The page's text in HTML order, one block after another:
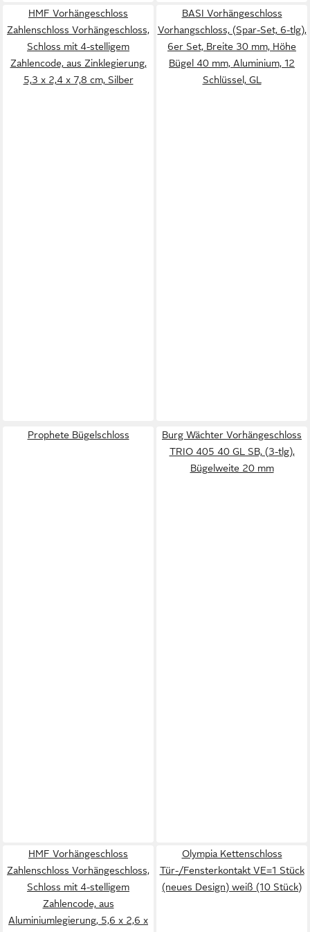
HMF Vorhängeschloss
Zahlenschloss Vorhängeschloss,
Schloss mit 4-stelligem
Zahlencode, aus Zinklegierung,
5,3 x 2,4 x 7,8 cm, Silber
BASI Vorhängeschloss
Vorhangschloss, (Spar-Set, 6-tlg),
6er Set, Breite 30 mm, Höhe
Bügel 40 mm, Aluminium, 12
Schlüssel, GL
Prophete Bügelschloss
Burg Wächter Vorhängeschloss
TRIO 405 40 GL SB, (3-tlg),
Bügelweite 20 mm
HMF Vorhängeschloss
Zahlenschloss Vorhängeschloss,
Schloss mit 4-stelligem
Zahlencode, aus
Aluminiumlegierung, 5,6 x 2,6 x
Olympia Kettenschloss
Tür-/Fensterkontakt VE=1 Stück
(neues Design) weiß (10 Stück)